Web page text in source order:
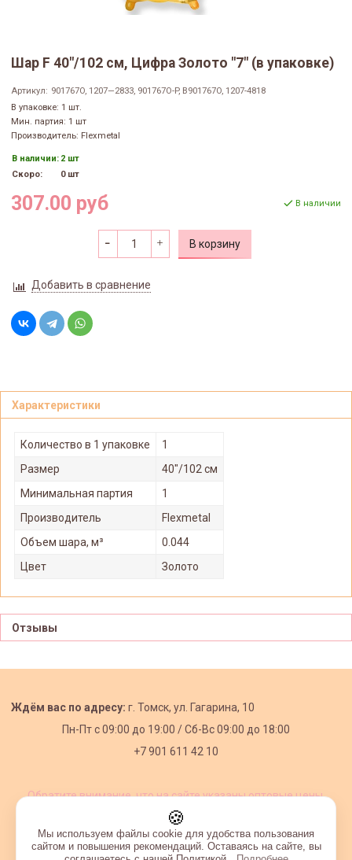
Шар F 40"/102 см, Цифра Золото "7" (в упаковке)
Артикул: 901767O, 1207—2833, 901767O-P, B901767O, 1207-4818
В упаковке: 1 шт.
Мин. партия: 1 шт
Производитель: Flexmetal
В наличии: 2 шт
Скоро:
0 шт
307.00 руб В наличии
В корзину
Добавить в сравнение
Характеристики
Количество в 1 упаковке
1
Размер
40"/102 см
Минимальная партия
1
Производитель
Flexmetal
Объем шара, м³
0.044
Цвет
Золото
Отзывы
Ждём вас по адресу: г. Томск, ул. Гагарина, 10
Пн-Пт с09:00 до 19:00 /Сб-Вс 09:00 до 18:00
+7 901 611 42 10
Обратите внимание, что на сайте указаны оптовые цены,
🍪
Мы используем файлы cookie для удобства пользования
сайтом и повышения рекомендаций. Оставаясь на сайте, вы